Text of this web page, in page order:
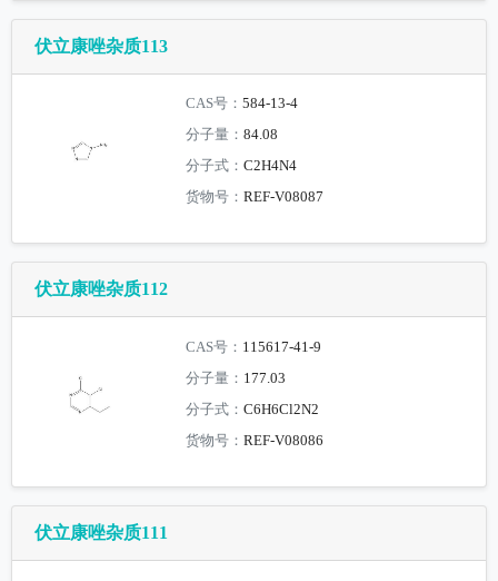
伏立康唑杂质113
CAS号：584-13-4
分子量：84.08
分子式：C2H4N4
货物号：REF-V08087
伏立康唑杂质112
CAS号： 115617-41-9
分子量： 177.03
分子式：C6H6Cl2N2
货物号：REF-V08086
伏立康唑杂质111